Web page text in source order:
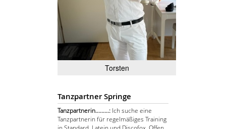
Torsten
Tanzpartner Springe
Tanzpartnerin.........: Ich suche eine
Tanzpartnerin für regelmäßiges Training